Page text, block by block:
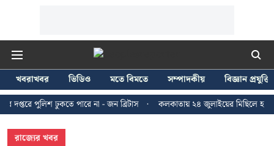
খবরাখবর ভিডিও মতে বিমতে সম্পাদকীয়
বিজ্ঞান প্রযুক্তি
ঢুকতে পারে না - জন ব্রিটাস
কলকাতায় ২৪ জুলাইয়ের মিছিলে হাঙ্গামার
রাজ্যের খবর